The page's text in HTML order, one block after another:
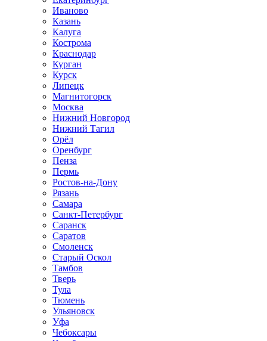
Иваново
Казань
Калуга
Кострома
Краснодар
Курган
Курск
Липецк
Магнитогорск
Москва
Нижний Новгород
Нижний Тагил
Орёл
Оренбург
Пенза
Пермь
Ростов‑на‑Дону
Рязань
Самара
Санкт‑Петербург
Саранск
Саратов
Смоленск
Старый Оскол
Тамбов
Тверь
Тула
Тюмень
Ульяновск
Уфа
Чебоксары